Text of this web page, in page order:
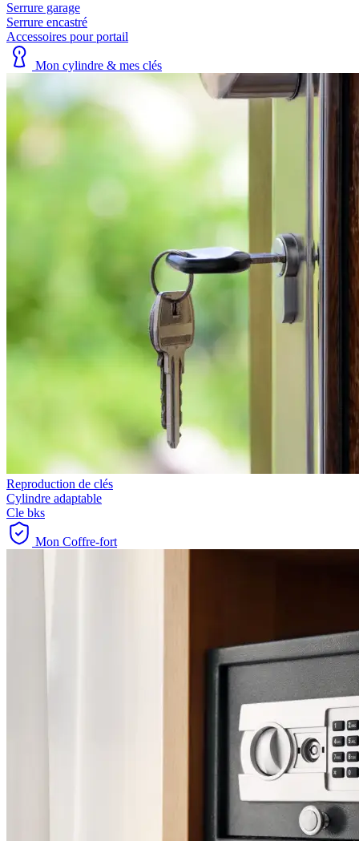
Serrure garage
Serrure encastré
Accessoires pour portail
Mon cylindre & mes clés
Reproduction de clés
Cylindre adaptable
Cle bks
Mon Coffre-fort